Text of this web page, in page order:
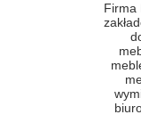
Firma